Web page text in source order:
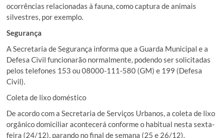
ocorrências relacionadas à fauna, como captura de animais
silvestres, por exemplo.
Segurança
A Secretaria de Segurança informa que a Guarda Municipal e a
Defesa Civil funcionarão normalmente, podendo ser solicitadas
pelos telefones 153 ou 08000-111-580 (GM) e 199 (Defesa
Civil).
Coleta de lixo doméstico
De acordo com a Secretaria de Serviços Urbanos, a coleta de lixo
orgânico domiciliar acontecerá conforme o habitual nesta sexta-
feira (24/12), parando no final de semana (25 e 26/12).